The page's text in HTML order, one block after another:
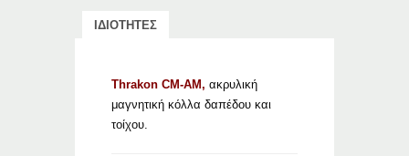
ΙΔΙΟΤΗΤΕΣ
Thrakon CM-AM, ακρυλική
μαγνητική κόλλα δαπέδου και
τοίχου.